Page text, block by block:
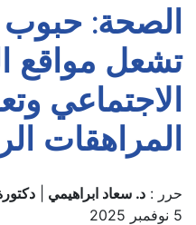
الصحة:
تشعل مواقع
الاجتماعي
المراهقات
حرر : د. سعاد ابراهيمي
5 نوفمبر 2025